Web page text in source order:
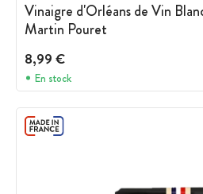
Vinaigre d'Orléans de Vin
Martin Pouret
8,99 €
En stock